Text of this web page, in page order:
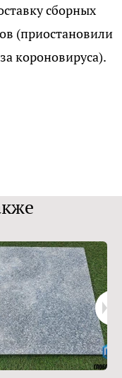
сборных
(приостановили
короновируса).